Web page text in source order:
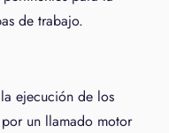
de trabajo.
ejecución de los
un llamado motor